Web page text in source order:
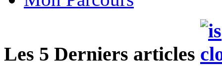
Les 5 Derniers articles